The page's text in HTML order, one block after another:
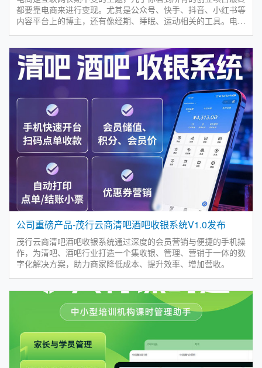
都要靠电商来进行变现。尤其是公众号、快手、抖音、小红书等
内容平台上的博主，还有像经期、睡眠、运动相关的工具。电商
公司重磅产品-茂行云商清吧酒吧收银系统V1.0发布
茂行云商清吧酒吧收银系统通过深度的会员营销与便捷的手机操
作，为清吧、酒吧行业打造一个集收银、管理、营销于一体的数
字化解决方案，助力商家降低成本、提升效率、增加营收。